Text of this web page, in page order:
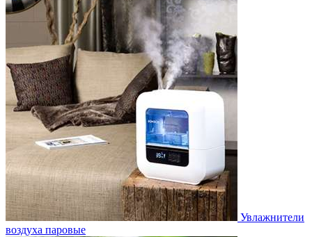
Увлажнители
воздуха паровые